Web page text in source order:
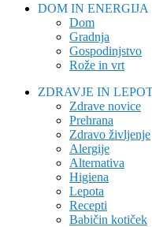
DOM IN ENERGIJA
Dom
Gradnja
Gospodinjstvo
Rože in vrt
ZDRAVJE IN
Zdrave novice
Prehrana
Zdravo življenje
Alergije
Alternativa
Higiena
Lepota
Recepti
Babičin kotiček